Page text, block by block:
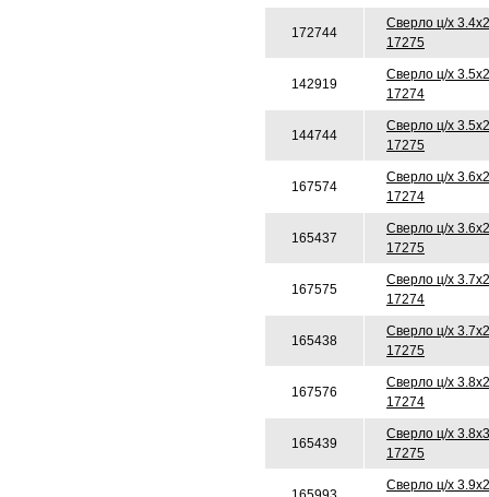
172744
Сверло ц/х
17275
142919
Сверло ц/х
17274
144744
Сверло ц/х
17275
167574
Сверло ц/х
17274
165437
Сверло ц/х
17275
167575
Сверло ц/х
17274
165438
Сверло ц/х
17275
167576
Сверло ц/х
17274
165439
Сверло ц/х
17275
Сверло ц/х